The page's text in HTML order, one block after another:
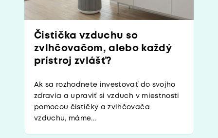
Čistička vzduchu so
zvlhčovačom, alebo každý
prístroj zvlášť?
Ak sa rozhodnete investovať do svojho
zdravia a upraviť si vzduch v miestnosti
pomocou čističky a zvlhčovača
vzduchu, máme...